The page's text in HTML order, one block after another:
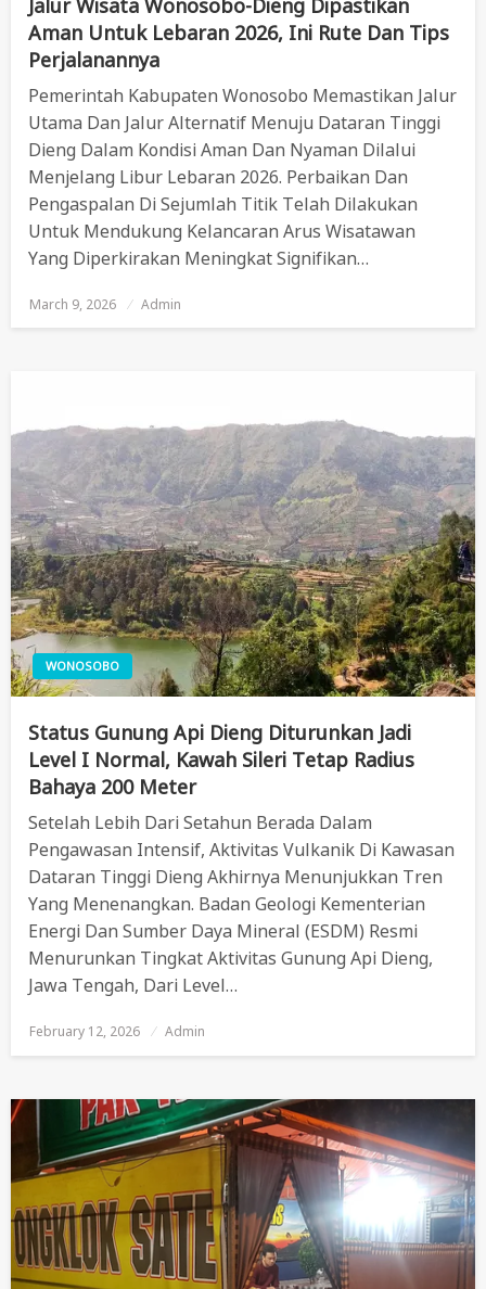
Aman Untuk Lebaran 2026, Ini Rute Dan Tips
Perjalanannya
Pemerintah Kabupaten Wonosobo Memastikan Jalur
Utama Dan Jalur Alternatif Menuju Dataran Tinggi
Dieng Dalam Kondisi Aman Dan Nyaman Dilalui
Menjelang Libur Lebaran 2026. Perbaikan Dan
Pengaspalan Di Sejumlah Titik Telah Dilakukan
Untuk Mendukung Kelancaran Arus Wisatawan
Yang Diperkirakan Meningkat Signifikan…
Posted
March 9, 2026 Admin
WONOSOBO
Status Gunung Api Dieng Diturunkan Jadi
Level I Normal, Kawah Sileri Tetap Radius
Bahaya 200 Meter
Setelah Lebih Dari Setahun Berada Dalam
Pengawasan Intensif, Aktivitas Vulkanik Di Kawasan
Dataran Tinggi Dieng Akhirnya Menunjukkan Tren
Yang Menenangkan. Badan Geologi Kementerian
Energi Dan Sumber Daya Mineral (ESDM) Resmi
Menurunkan Tingkat Aktivitas Gunung Api Dieng,
Jawa Tengah, Dari Level…
Posted
February 12, 2026 Admin